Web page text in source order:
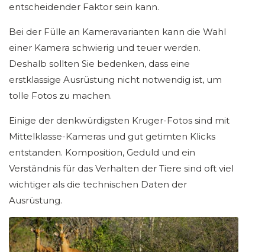
entscheidender Faktor sein kann.
Bei der Fülle an Kameravarianten kann die Wahl
einer Kamera schwierig und teuer werden.
Deshalb sollten Sie bedenken, dass eine
erstklassige Ausrüstung nicht notwendig ist, um
tolle Fotos zu machen.
Einige der denkwürdigsten Kruger-Fotos sind mit
Mittelklasse-Kameras und gut getimten Klicks
entstanden. Komposition, Geduld und ein
Verständnis für das Verhalten der Tiere sind oft viel
wichtiger als die technischen Daten der
Ausrüstung.